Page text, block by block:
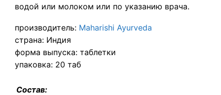
водой или молоком или по указанию врача.
производитель: Maharishi Ayurveda
страна: Индия
форма выпуска: таблетки
упаковка: 20 таб
Состав: